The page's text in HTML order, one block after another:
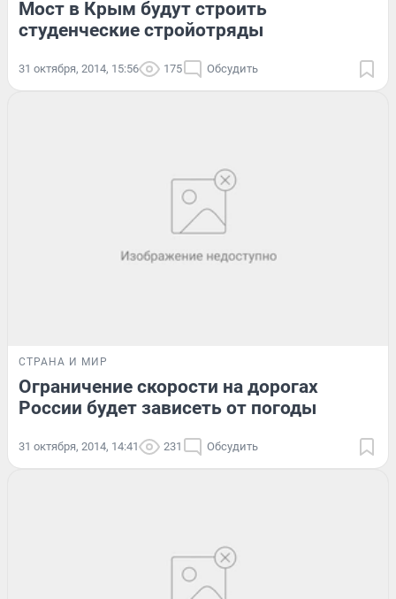
Мост в Крым будут строить
студенческие стройотряды
31 октября, 2014, 15:56 175 Обсудить
СТРАНА И МИР
Ограничение скорости на дорогах
России будет зависеть от погоды
31 октября, 2014, 14:41 231 Обсудить